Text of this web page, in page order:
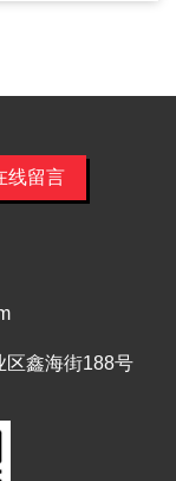
线留言
区鑫海街188号